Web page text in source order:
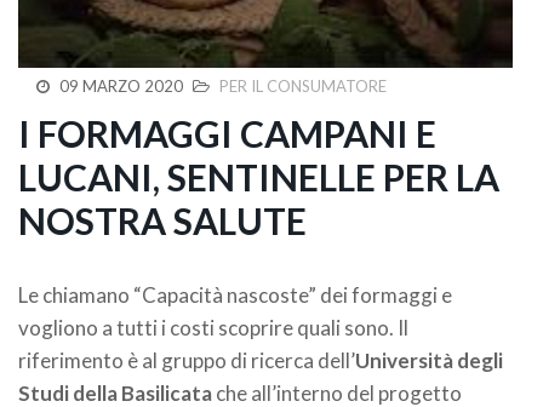
09 MARZO 2020 PER IL CONSUMATORE
I FORMAGGI CAMPANI E
LUCANI, SENTINELLE PER LA
NOSTRA SALUTE
Le chiamano “Capacità nascoste” dei formaggi e
vogliono a tutti i costi scoprire quali sono. Il
riferimento è al gruppo di ricerca dell’Università degli
Studi della Basilicatache all’interno del progetto